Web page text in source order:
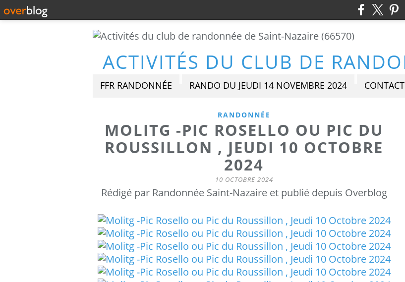
FFR RANDONNÉE RANDO DU JEUDI 14 NOVEMBRE 2024 CONTACT
RANDONNÉE
MOLITG -PIC ROSELLO OU PIC DU
ROUSSILLON , JEUDI 10 OCTOBRE
2024
10 OCTOBRE 2024
Rédigé par Randonnée Saint-Nazaire et publié depuis Overblog